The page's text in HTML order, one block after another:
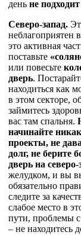
день не
Северо-запад.
неблагоприятен
это активная
поставьте
или повесьте
дверь.
находиться как
в этом секторе,
займитесь
вас там спальня.
начинайте
проекты, не
долг, не берите
дверь на северо-
желудком, и вы
обязательно
следите за
слабое место в
пути, проблемы с
– не находитесь